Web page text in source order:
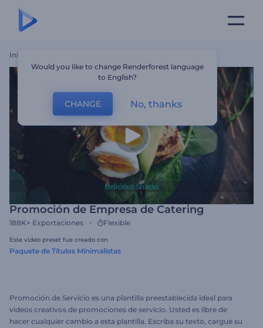
Inicio
Promoción de Empresa de Catering
188K+ Exportaciones Flexible
Este video preset fue creado con
Paquete de Títulos Minimalistas
Promoción de Servicio es una plantilla preestablecida ideal para
videos creativos de promociones de servicio. Usted es libre de
hacer cualquier cambio a esta plantilla. Escriba su texto, cargue su
Would you like to change Renderforest language
to English?
CHANGE No, thanks